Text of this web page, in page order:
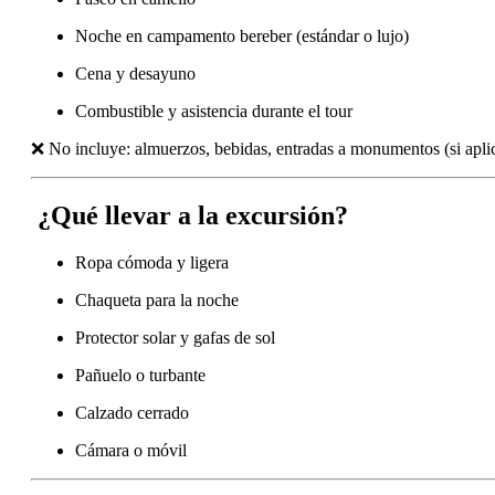
Noche en campamento bereber (estándar o lujo)
Cena y desayuno
Combustible y asistencia durante el tour
❌ No incluye: almuerzos, bebidas, entradas a monumentos (si
¿Qué llevar a la excursión?
Ropa cómoda y ligera
Chaqueta para la noche
Protector solar y gafas de sol
Pañuelo o turbante
Calzado cerrado
Cámara o móvil